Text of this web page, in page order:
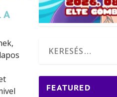
A
FEATURED